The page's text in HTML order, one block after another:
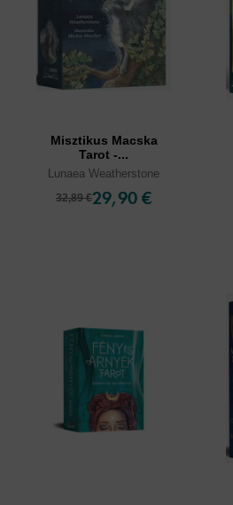
Misztikus Macska
Tarot -...
Lunaea Weatherstone
32,89 €29,90 €